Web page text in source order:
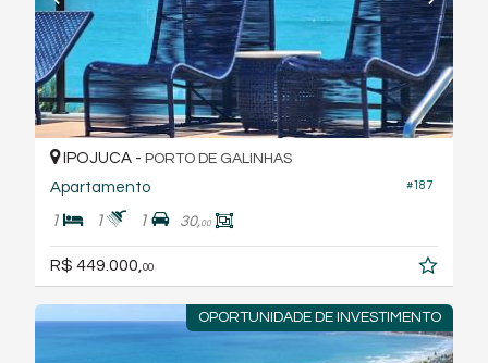
#187
IPOJUCA - PORTO DE GALINHAS
Apartamento
1 1 1 30,00
R$ 449.000,00
OPORTUNIDADE DE INVESTIMENTO